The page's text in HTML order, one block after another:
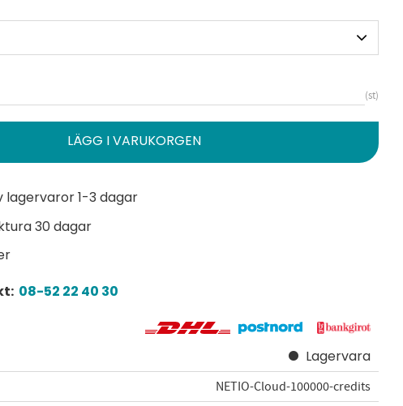
st
lagervaror 1-3 dagar
30 dagar
08-52 22 40 30
Lagervara
NETIO-Cloud-100000-credits